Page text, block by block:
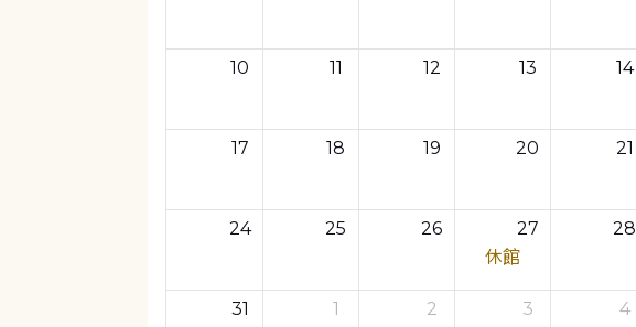
10 11 12 13 14
17 18 19 20 21
24 25 26
27
休館
28
31 1 2 3 4